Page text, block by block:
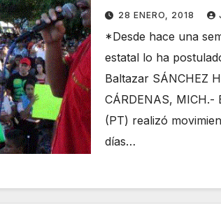
puerto
28 ENERO, 2018
*Desde hace una
estatal lo ha
Baltazar SÁNCHEZ
CÁRDENAS, MICH.-
(PT) realizó
días…